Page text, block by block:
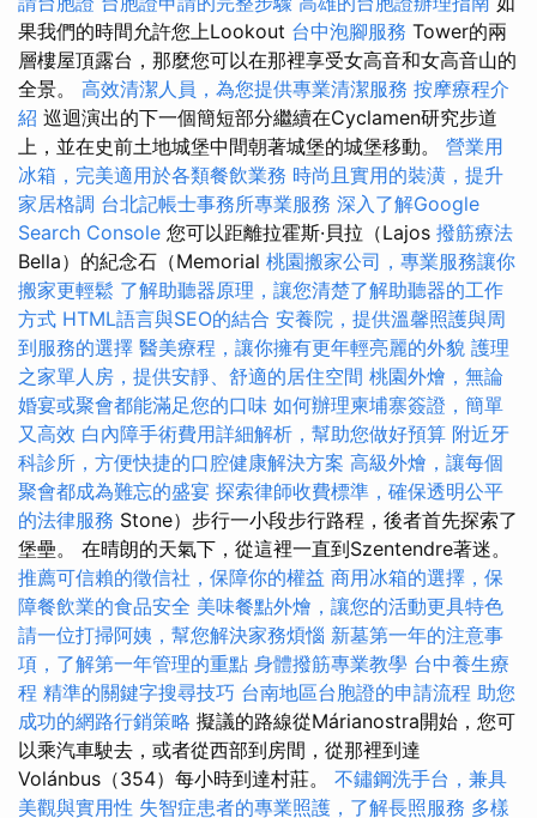
果我們的時間允許您上Lookout 台中泡腳服務 Tower的兩
層樓屋頂露台，那麼您可以在那裡享受女高音和女高音山的
全景。 高效清潔人員，為您提供專業清潔服務 按摩療程介
紹 巡迴演出的下一個簡短部分繼續在Cyclamen研究步道
上，並在史前土地城堡中間朝著城堡的城堡移動。 營業用
冰箱，完美適用於各類餐飲業務 時尚且實用的裝潢，提升
家居格調 台北記帳士事務所專業服務 深入了解Google
Search Console 您可以距離拉霍斯·貝拉（Lajos 撥筋療法
Bella）的紀念石（Memorial 桃園搬家公司，專業服務讓你
搬家更輕鬆 了解助聽器原理，讓您清楚了解助聽器的工作
方式 HTML語言與SEO的結合 安養院，提供溫馨照護與周
到服務的選擇 醫美療程，讓你擁有更年輕亮麗的外貌 護理
之家單人房，提供安靜、舒適的居住空間 桃園外燴，無論
婚宴或聚會都能滿足您的口味 如何辦理柬埔寨簽證，簡單
又高效 白內障手術費用詳細解析，幫助您做好預算 附近牙
科診所，方便快捷的口腔健康解決方案 高級外燴，讓每個
聚會都成為難忘的盛宴 探索律師收費標準，確保透明公平
的法律服務 Stone）步行一小段步行路程，後者首先探索了
堡壘。 在晴朗的天氣下，從這裡一直到Szentendre著迷。
推薦可信賴的徵信社，保障你的權益 商用冰箱的選擇，保
障餐飲業的食品安全 美味餐點外燴，讓您的活動更具特色
請一位打掃阿姨，幫您解決家務煩惱 新墓第一年的注意事
項，了解第一年管理的重點 身體撥筋專業教學 台中養生療
程 精準的關鍵字搜尋技巧 台南地區台胞證的申請流程 助您
成功的網路行銷策略 擬議的路線從Márianostra開始，您可
以乘汽車駛去，或者從西部到房間，從那裡到達
Volánbus（354）每小時到達村莊。 不鏽鋼洗手台，兼具
美觀與實用性 失智症患者的專業照護，了解長照服務 多樣